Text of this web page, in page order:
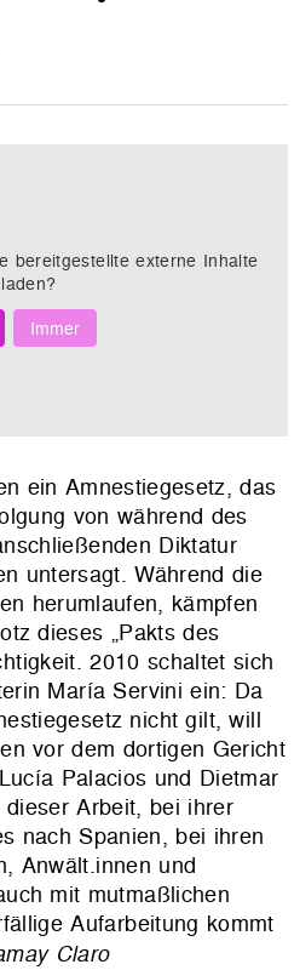
bereitgestellte externe Inhalte
laden?
Immer
ein Amnestiegesetz, das
von während des
Diktatur
untersagt. Während die
herumlaufen, kämpfen
dieses „Pakts des
2010 schaltet sich
María Servini ein: Da
nicht gilt, will
vor dem dortigen Gericht
Palacios und Dietmar
Arbeit, bei ihrer
nach Spanien, bei ihren
Anwält.innen und
mit mutmaßlichen
Aufarbeitung kommt
Claro